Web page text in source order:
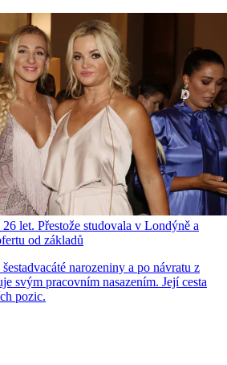
let. Přestože studovala v Londýně a
od základů
narozeniny a po návratu z
svým pracovním nasazením. Její cesta
pozic.